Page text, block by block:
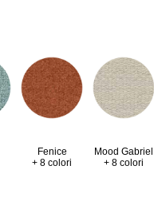
Fenice
+ 8 colori
Mood Gabriel
+ 8 colori